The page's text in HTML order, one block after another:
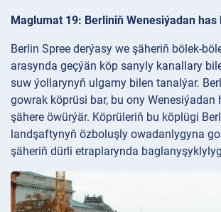
Maglumat 19: Berliniň Wenesiýadan
Berlin Spree derýasy we şäheriň bölek-
arasynda geçýän köp sanyly kanallary
suw ýollarynyň ulgamy bilen tanalýar.
gowrak köprüsi bar, bu ony Wenesiýadan
şähere öwürýär. Köprüleriň bu köplügi
landşaftynyň özboluşly owadanlygyna
şäheriň dürli etraplarynda